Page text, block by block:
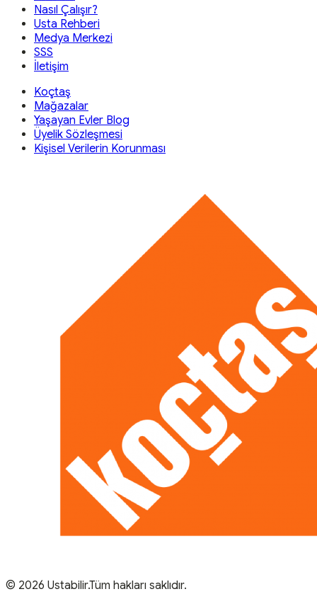
Nasıl Çalışır?
Usta Rehberi
Medya Merkezi
SSS
İletişim
Koçtaş
Mağazalar
Yaşayan Evler Blog
Üyelik Sözleşmesi
Kişisel Verilerin Korunması
© 2026 Ustabilir.Tüm hakları saklıdır.